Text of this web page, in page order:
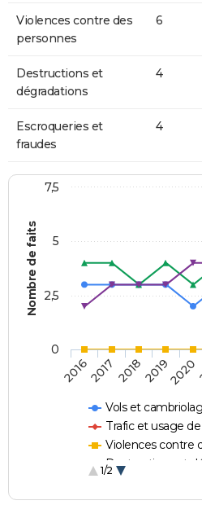
Violences contre des
personnes
6
Destructions et
dégradations
4
Escroqueries et
fraudes
4
Nombre de faits
Vols et
Trafic et usage
Violences contre
Destructions et
1/2
20162017 201820192020
0
2,5
5
7,5